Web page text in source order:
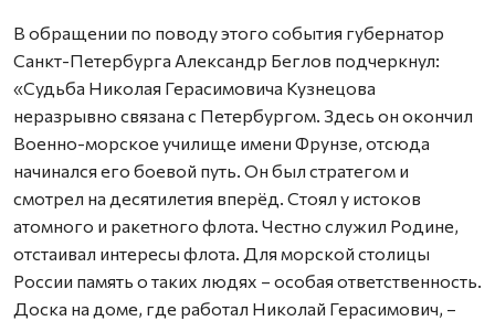
В обращении по поводу этого события губернатор
Санкт-Петербурга Александр Беглов подчеркнул:
«Судьба Николая Герасимовича Кузнецова
неразрывно связана с Петербургом. Здесь он окончил
Военно-морское училище имени Фрунзе, отсюда
начинался его боевой путь. Он был стратегом и
смотрел на десятилетия вперёд. Стоял у истоков
атомного и ракетного флота. Честно служил Родине,
отстаивал интересы флота. Для морской столицы
России память о таких людях – особая ответственность.
Доска на доме, где работал Николай Герасимович, –